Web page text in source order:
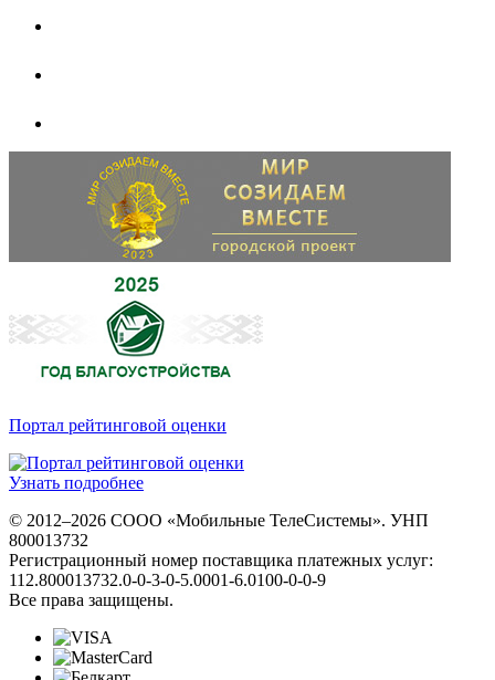
Портал рейтинговой оценки
Узнать подробнее
© 2012–2026 СООО «Мобильные ТелеСистемы». УНП
800013732
Регистрационный номер поставщика платежных услуг:
112.800013732.0-0-3-0-5.0001-6.0100-0-0-9
Все права защищены.